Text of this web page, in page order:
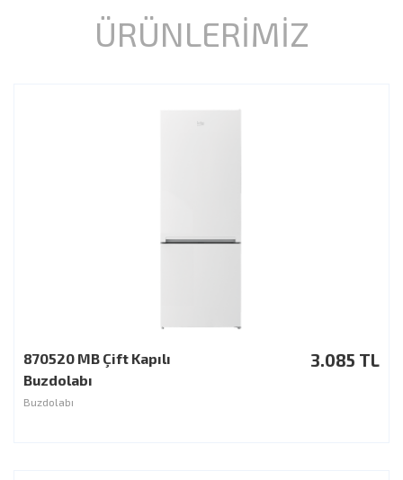
ÜRÜNLERİMİZ
870520 MB Çift Kapılı
Buzdolabı
Buzdolabı
3.085 TL